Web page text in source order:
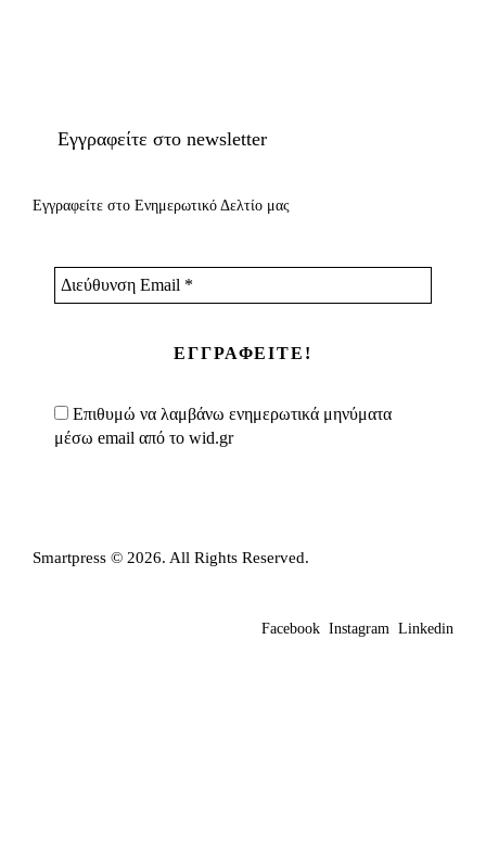
Εγγραφείτε στο newsletter
Εγγραφείτε στο Ενημερωτικό Δελτίο μας
Διεύθυνση
Email
Επιθυμώ να λαμβάνω ενημερωτικά μηνύματα
μέσω email από το wid.gr
Smartpress © 2026. All Rights Reserved.
Facebook Instagram Linkedin